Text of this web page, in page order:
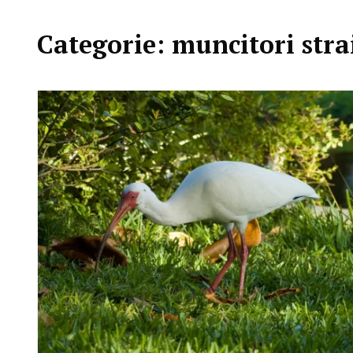
Categorie: muncitori